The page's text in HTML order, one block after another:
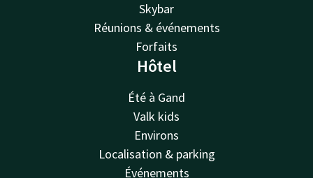
Skybar
Réunions & événements
Forfaits
Hôtel
Été à Gand
Valk kids
Environs
Localisation & parking
Événements